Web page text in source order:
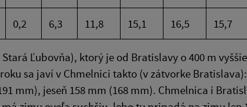
0,2 6,3 11,8 15,1 16,5 15,7
Ľubovňa), ktorý je od Bratislavy o 400 m
sa javí v Chmelnici takto (v zátvorke
mm), jeseň 158 mm (168 mm). Chmelnica i